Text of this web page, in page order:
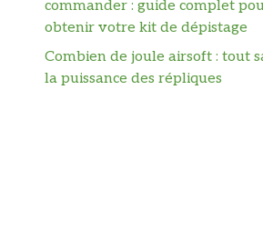
commander : guide complet
obtenir votre kit de dépistage
Combien de joule airsoft : tout
la puissance des répliques